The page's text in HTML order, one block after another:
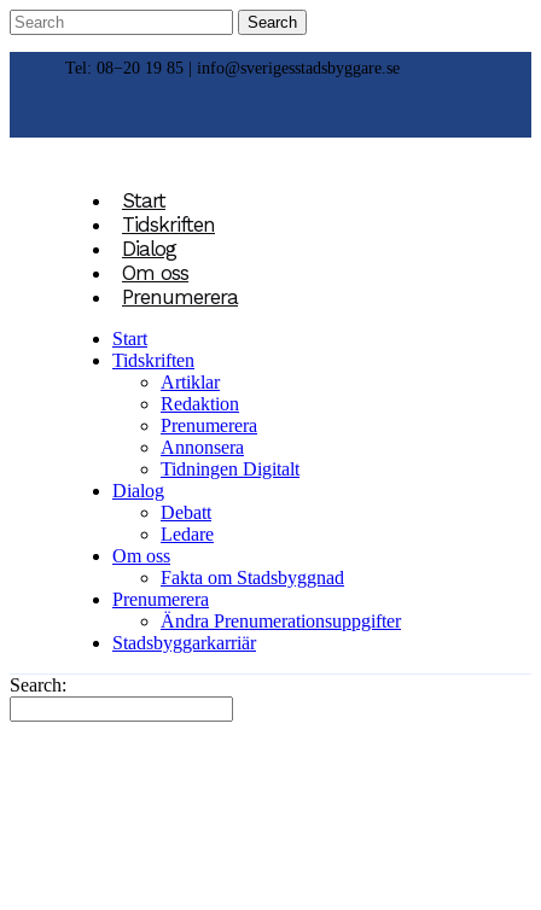
Tel: 08−20 19 85 | info@sverigesstadsbyggare.se
Start
Tidskriften
Dialog
Om oss
Prenumerera
Start
Tidskriften
Artiklar
Redaktion
Prenumerera
Annonsera
Tidningen Digitalt
Dialog
Debatt
Ledare
Om oss
Fakta om Stadsbyggnad
Prenumerera
Ändra Prenumerationsuppgifter
Stadsbyggarkarriär
Search: